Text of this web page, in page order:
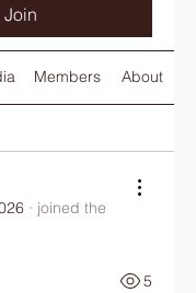
Join
Members About
· joined the
5